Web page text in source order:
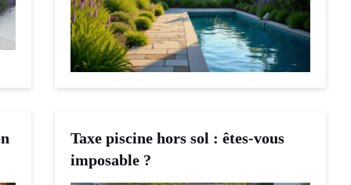
Taxe piscine hors sol : êtes-vous
imposable ?